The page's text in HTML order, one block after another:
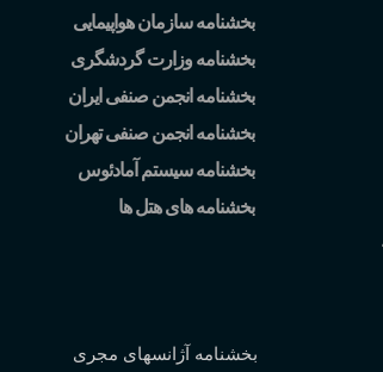
بخشنامه سازمان هواپیمایی
بخشنامه وزارت گردشگری
بخشنامه انجمن صنفی ایران
بخشنامه انجمن صنفی تهران
بخشنامه سیستم آمادئوس
بخشنامه های هتل ها
بخشنامه آژانسهای مجری